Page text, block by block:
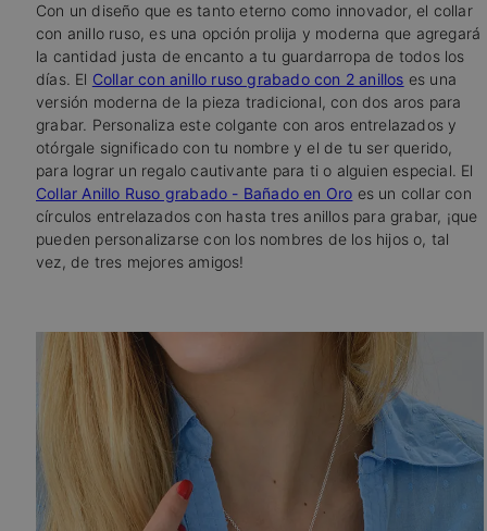
Con un diseño que es tanto eterno como innovador, el collar
con anillo ruso, es una opción prolija y moderna que agregará
la cantidad justa de encanto a tu guardarropa de todos los
días. El Collar con anillo ruso grabado con 2 anillos es una
versión moderna de la pieza tradicional, con dos aros para
grabar. Personaliza este colgante con aros entrelazados y
otórgale significado con tu nombre y el de tu ser querido,
para lograr un regalo cautivante para ti o alguien especial. El
Collar Anillo Ruso grabado - Bañado en Oro es un collar con
círculos entrelazados con hasta tres anillos para grabar, ¡que
pueden personalizarse con los nombres de los hijos o, tal
vez, de tres mejores amigos!